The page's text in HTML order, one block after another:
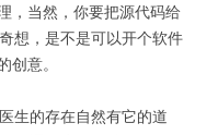
，当然，你要把源代码给
想，是不是可以开个软件
意。
生的存在自然有它的道